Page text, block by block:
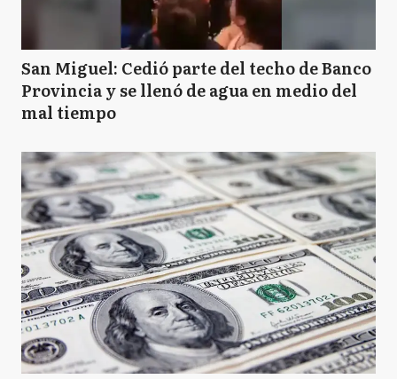
San Miguel: Cedió parte del techo de Banco
Provincia y se llenó de agua en medio del
mal tiempo